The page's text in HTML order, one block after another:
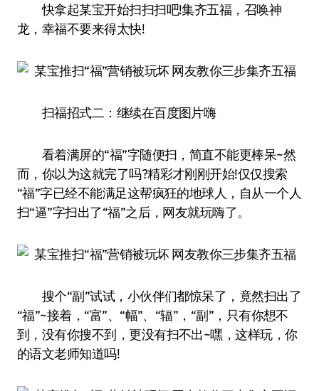
快拿起某宝开始扫扫扫吧!集齐五福，召唤神
龙，幸福不要来得太快!
扫福招式二：继续在百度图片嗨
看着满屏的“福”字随便扫，简直不能更棒呆~然
而，你以为这就完了吗?精彩才刚刚开始!仅仅搜索
“福”字已经不能满足这帮疯狂的地球人，自从一个人
扫“逼”字扫出了“福”之后，网友就玩嗨了。
搜个“副”试试，小伙伴们都惊呆了，竟然扫出了
“福”~接着，“富”、“幅”、“辐”，“副”，只有你想不
到，没有你搜不到，更没有扫不出~嘿，这样玩，你
的语文老师知道吗!